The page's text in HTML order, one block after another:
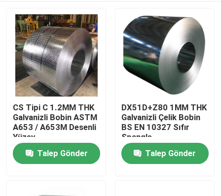
CS Tipi C 1.2MM THK
Galvanizli Bobin ASTM
A653 / A653M Desenli
Yüzey
Talep Gönder
DX51D+Z80 1MM THK
Galvanizli Çelik Bobin
BS EN 10327 Sıfır
Spangle
Talep Gönder